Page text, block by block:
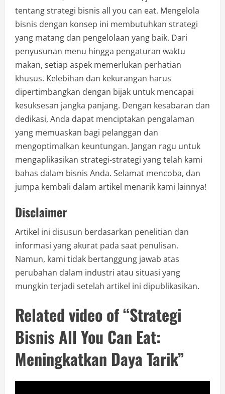
tentang strategi bisnis all you can eat. Mengelola
bisnis dengan konsep ini membutuhkan strategi
yang matang dan pengelolaan yang baik. Dari
penyusunan menu hingga pengaturan waktu
makan, setiap aspek memerlukan perhatian
khusus. Kelebihan dan kekurangan harus
dipertimbangkan dengan bijak untuk mencapai
kesuksesan jangka panjang. Dengan kesabaran dan
dedikasi, Anda dapat menciptakan pengalaman
yang memuaskan bagi pelanggan dan
mengoptimalkan keuntungan. Jangan ragu untuk
mengaplikasikan strategi-strategi yang telah kami
bahas dalam bisnis Anda. Selamat mencoba, dan
jumpa kembali dalam artikel menarik kami lainnya!
Disclaimer
Artikel ini disusun berdasarkan penelitian dan
informasi yang akurat pada saat penulisan.
Namun, kami tidak bertanggung jawab atas
perubahan dalam industri atau situasi yang
mungkin terjadi setelah artikel ini dipublikasikan.
Related video of “Strategi
Bisnis All You Can Eat:
Meningkatkan Daya Tarik”